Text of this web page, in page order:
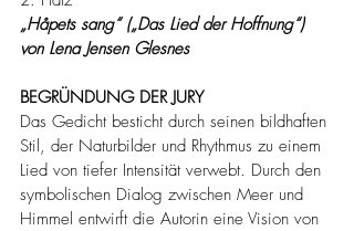
„Håpets sang“ („Das Lied der Hoffnung“)
von Lena Jensen Glesnes
BEGRÜNDUNG DER JURY
Das Gedicht besticht durch seinen bildhaften
Stil, der Naturbilder und Rhythmus zu einem
Lied von tiefer Intensität verwebt. Durch den
symbolischen Dialog zwischen Meer und
Himmel entwirft die Autorin eine Vision von